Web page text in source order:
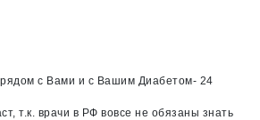
с Вами и с Вашим Диабетом- 24
т.к. врачи в РФ вовсе не обязаны знать